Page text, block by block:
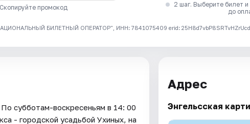
промокод
2 шаг. Выберите билет
до
БИЛЕТНЫЙ ОПЕРАТОР", ИНН: 7841075409 erid:
субботам-воскресеньям в 14: 00
- городской усадьбой Ухиных, на
Адрес
Энгельсская